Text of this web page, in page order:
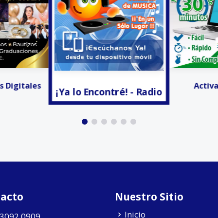
- Radio Activar CFDIS
Nuestro Sitio
Inicio